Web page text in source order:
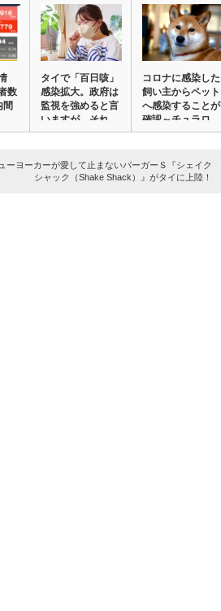
数
間
タイで「百日咳」
感染拡大。政府は
監視を強めると言
いますが、それ
っ…
コロナに感染した
飼い主からペット
へ感染することが
確認～チュラロ
ン…
ーヨーカーが愛して止まないバーガーＳ『シェイク
シャック（Shake Shack）』がタイに上陸！